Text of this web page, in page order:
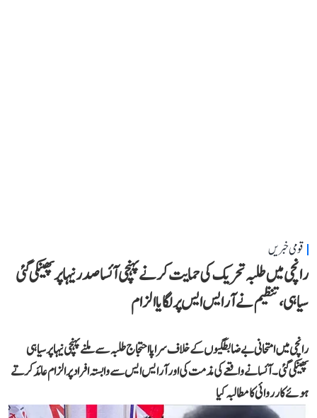
قومی خبریں
رانچی میں طلبہ تحریک کی حمایت کرنے پہنچی آئسا صدر نیہا پر پھینکی گئی
سیاہی، تنظیم نے آر ایس ایس پر لگایا الزام
رانچی میں امتحانی بے ضابطگیوں کے خلاف سراپا احتجاج طلبہ سے ملنے پہنچی نیہا پر سیاہی
پھینکی گئی۔ آئسا نے واقعے کی مذمت کی اور آر ایس ایس سے وابستہ افراد پر الزام عائد کرتے
ہوئے کارروائی کا مطالبہ کیا